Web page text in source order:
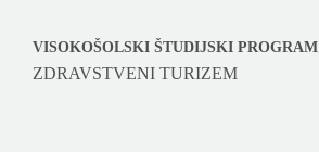
VISOKOŠOLSKI ŠTUDIJSKI PROGRAM
ZDRAVSTVENI TURIZEM